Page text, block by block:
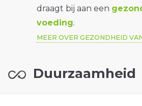
draagt bij aan een
voeding.
MEER OVER GEZONDHEID
Duurzaamheid